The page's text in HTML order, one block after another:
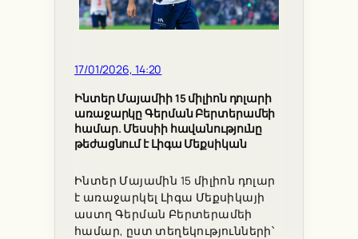
17/01/2026, 14:20
Ինտեր Մայամիի 15 միլիոն դոլարի
առաջարկը Գերման Բերտերամեի
համար. Մեսսիի հավանությունը
թեժացնում է Լիգա Մեքսիկան
Ինտեր Մայամին 15 միլիոն դոլար
է առաջարկել Լիգա Մեքսիկայի
աստղ Գերման Բերտերամեի
համար, ըստ տեղեկությունների՝